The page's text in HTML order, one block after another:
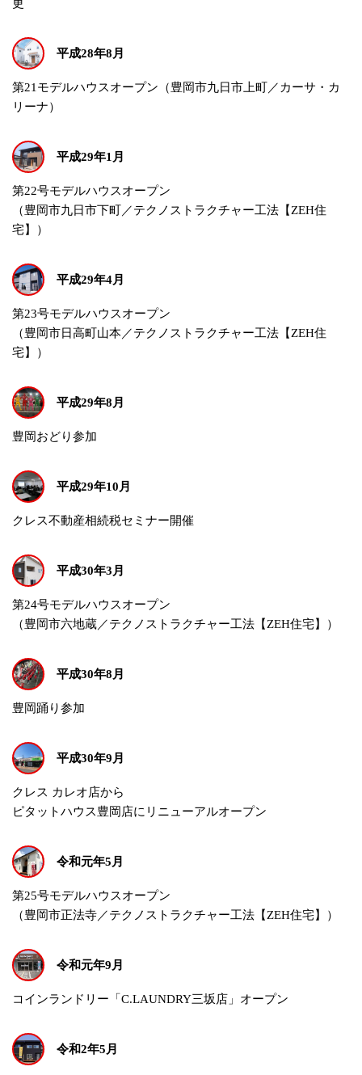
更
平成28年8月
第21モデルハウスオープン（豊岡市九日市上町／カーサ・カ
リーナ）
平成29年1月
第22号モデルハウスオープン
（豊岡市九日市下町／テクノストラクチャー工法【ZEH住
宅】）
平成29年4月
第23号モデルハウスオープン
（豊岡市日高町山本／テクノストラクチャー工法【ZEH住
宅】）
平成29年8月
豊岡おどり参加
平成29年10月
クレス不動産相続税セミナー開催
平成30年3月
第24号モデルハウスオープン
（豊岡市六地蔵／テクノストラクチャー工法【ZEH住宅】）
平成30年8月
豊岡踊り参加
平成30年9月
クレス カレオ店から
ピタットハウス豊岡店にリニューアルオープン
令和元年5月
第25号モデルハウスオープン
（豊岡市正法寺／テクノストラクチャー工法【ZEH住宅】）
令和元年9月
コインランドリー「C.LAUNDRY三坂店」オープン
令和2年5月